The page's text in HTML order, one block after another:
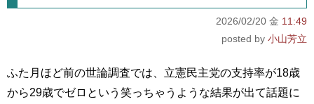
2026/02/20 金 11:49
小山芳立
ふた月ほど前の世論調査では、立憲民主党の支持率が18歳
から29歳でゼロという笑っちゃうような結果が出て話題に